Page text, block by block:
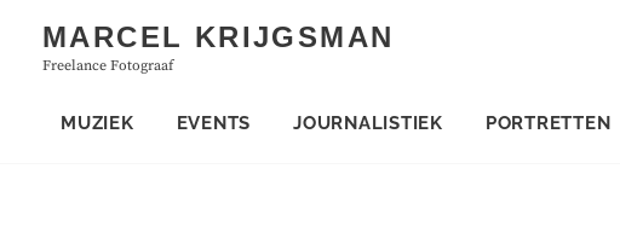
content
MARCEL KRIJGSMAN
Freelance Fotograaf
MUZIEK EVENTS JOURNALISTIEK PORTRETTEN